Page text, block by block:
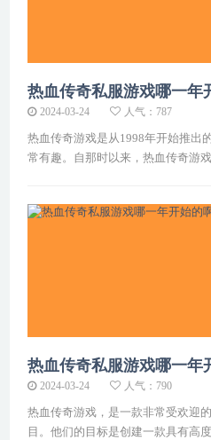
热血传奇私服游戏哪一年
2024-03-24 人气：787
热血传奇游戏是从1998年开始推出
常有趣。自那时以来，热血传奇游
热血传奇私服游戏哪一年
2024-03-24 人气：790
热血传奇游戏，是一款非常受欢迎
目。他们的目标是创建一款具有高